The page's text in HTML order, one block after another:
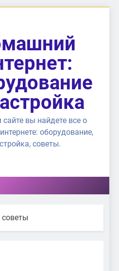
вы найдете все о
оборудование,
советы.